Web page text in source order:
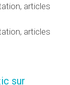
articles
articles
sur